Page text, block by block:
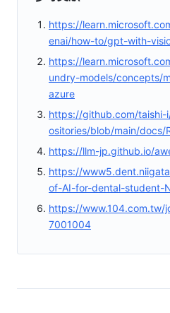
https://
enai/how-to/gpt-with-
https://
undry-models/concepts/
azure
https://github.com/taishi-
ositories/blob/main/docs/
https://llm-jp.github.io/
https://
of-AI-for-dental-student-
https://www.104.com.tw/
7001004